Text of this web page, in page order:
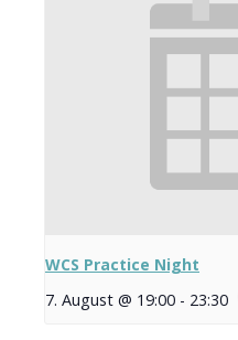
WCS Practice Night
7. August @ 19:00 - 23:30